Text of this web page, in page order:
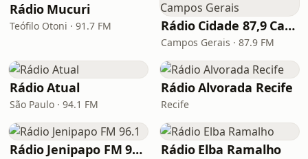
Rádio Mucuri
Teófilo Otoni · 91.7 FM Rádio Cidade 87,9 Campos Gerais
Campos Gerais · 87.9 FM
Rádio Atual
São Paulo · 94.1 FM
Rádio Alvorada Recife
Recife
Rádio Jenipapo FM 96.1 Rádio Elba Ramalho